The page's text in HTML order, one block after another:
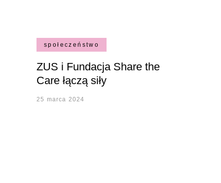
społeczeństwo
ZUS i Fundacja Share the
Care łączą siły
25 marca 2024